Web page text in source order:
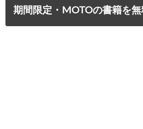
期間限定・MOTOの書籍を